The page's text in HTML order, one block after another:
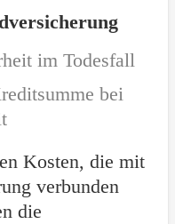
im Todesfall
bei
Kosten, die mit
verbunden
die